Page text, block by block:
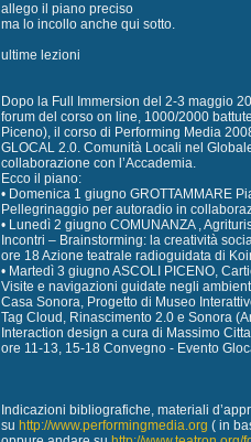
allego il piano preciso
ma lo incollo anche qui sotto.
ultime lezioni
Dopo la Full Immersion del 2-3 maggio
forum del corso on line, 1000/2000
Piceno), il corso di Performing Media
GLOCAL 2.0. Comunità Locali nel
collaborazione con l’Accademia.
Ecco il piano:
• Domenica 1 giugno GROTTAMMARE
Pellegrinaggio per autoradio in
• Lunedì 2 giugno COMUNANZA ,
Incontri – Brainstorming: la creatività
ore 18 Azione teatrale radioguidata di
• Martedì 3 giugno ASCOLI PICENO,
Visite e navigazioni guidate negli
Casa Sonora, Progetto di Museo
Tag Cloud, Rinascimento 2.0 e Sonora
Interaction design a cura di Massimo
ore 11-13, 15-18 Convegno - Evento
Indicazioni bibliografiche, materiali
su http://www.performingmedia.org ( in